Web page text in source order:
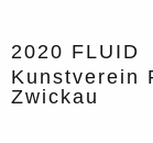
2020 FLUID
Kunstverein
Zwickau